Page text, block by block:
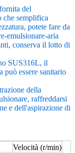
del
che semplifica
potete fare da
emulsionare-aria
conserva il lotto di
SUS316L, il
può essere sanitario
della
raffreddarsi
e dell'aspirazione di
Velocità (r/min)